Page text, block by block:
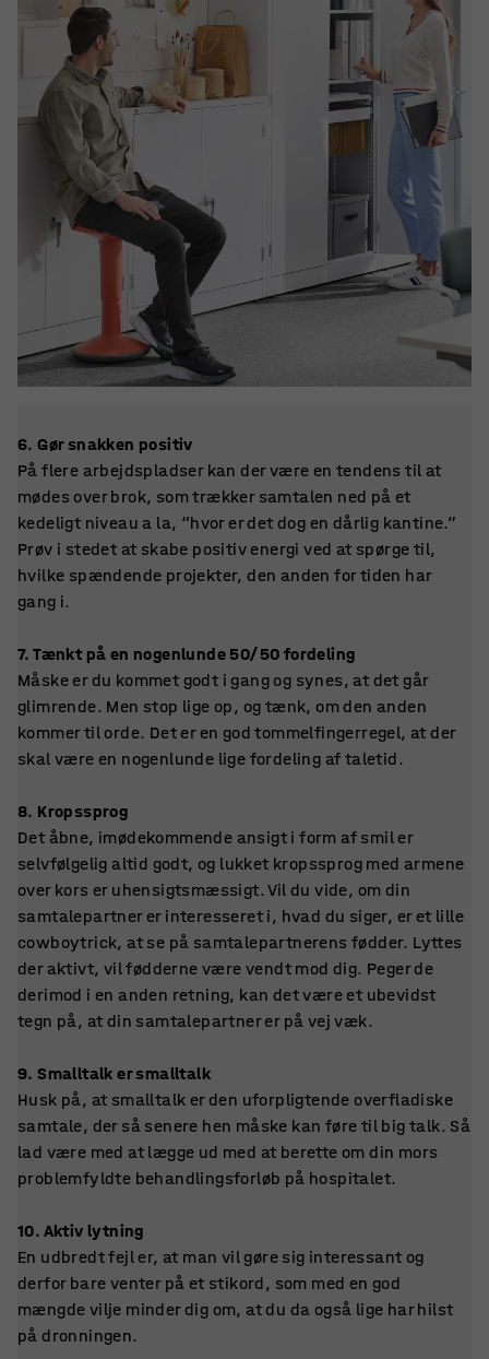
6. Gør snakken positiv
På flere arbejdspladser kan der være en tendens til at
mødes over brok, som trækker samtalen ned på et
kedeligt niveau a la, “hvor er det dog en dårlig kantine.”
Prøv i stedet at skabe positiv energi ved at spørge til,
hvilke spændende projekter, den anden for tiden har
gang i.
7. Tænkt på en nogenlunde 50/50 fordeling
Måske er du kommet godt i gang og synes, at det går
glimrende. Men stop lige op, og tænk, om den anden
kommer til orde. Det er en god tommelfingerregel, at der
skal være en nogenlunde lige fordeling af taletid.
8. Kropssprog
Det åbne, imødekommende ansigt i form af smil er
selvfølgelig altid godt, og lukket kropssprog med armene
over kors er uhensigtsmæssigt. Vil du vide, om din
samtalepartner er interesseret i, hvad du siger, er et lille
cowboytrick, at se på samtalepartnerens fødder. Lyttes
der aktivt, vil fødderne være vendt mod dig. Peger de
derimod i en anden retning, kan det være et ubevidst
tegn på, at din samtalepartner er på vej væk.
9. Smalltalk er smalltalk
Husk på, at smalltalk er den uforpligtende overfladiske
samtale, der så senere hen måske kan føre til big talk. Så
lad være med at lægge ud med at berette om din mors
problemfyldte behandlingsforløb på hospitalet.
10. Aktiv lytning
En udbredt fejl er, at man vil gøre sig interessant og
derfor bare venter på et stikord, som med en god
mængde vilje minder dig om, at du da også lige har hilst
på dronningen.